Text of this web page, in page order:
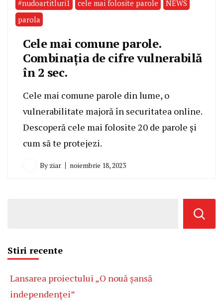
#nudoartitluri1 cele mai folosite parole
NEWS
parola
Cele mai comune parole.
Combinația de cifre vulnerabilă
în 2 sec.
Cele mai comune parole din lume, o
vulnerabilitate majoră în securitatea online.
Descoperă cele mai folosite 20 de parole și
cum să te protejezi.
By ziar noiembrie 18, 2023
Stiri recente
Lansarea proiectului „O nouă șansă
independenței”